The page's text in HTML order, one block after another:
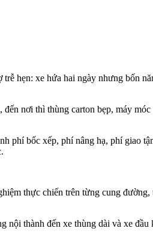
hẹn: xe hứa hai ngày nhưng bốn
nơi thì thùng carton bẹp, máy
phí bốc xếp, phí nâng hạ, phí giao
thực chiến trên từng cung
nội thành đến xe thùng dài và xe